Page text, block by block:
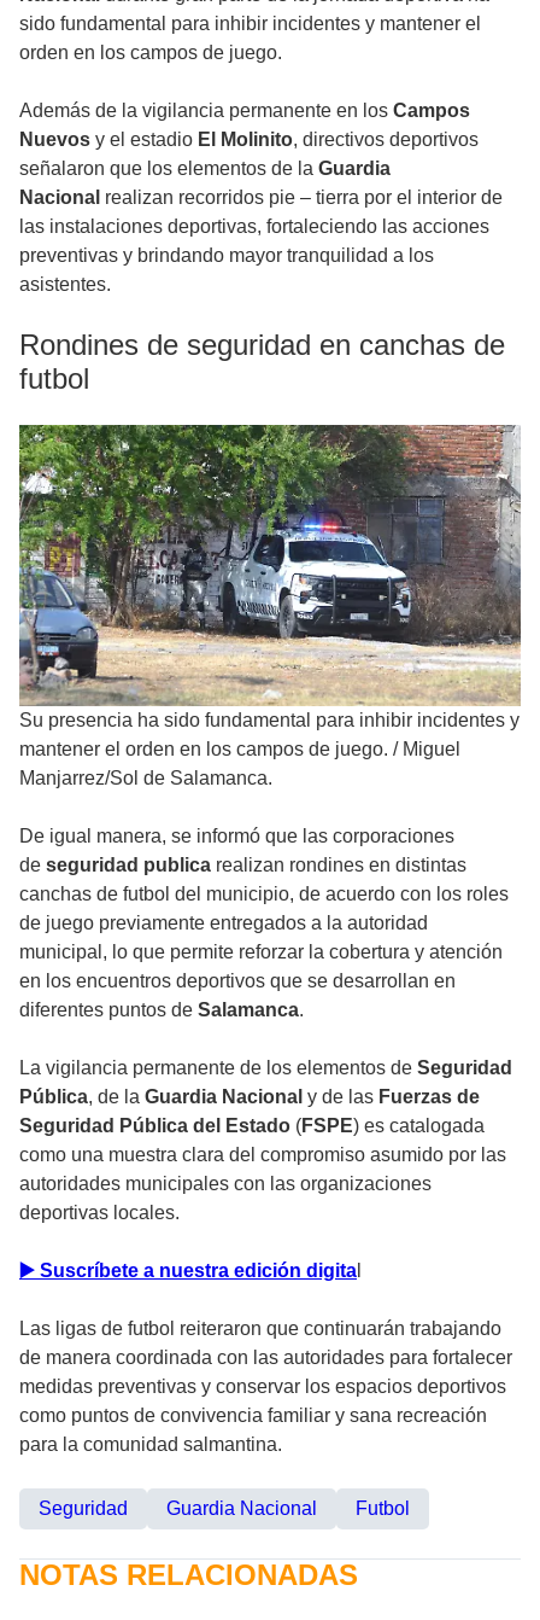
sido fundamental para inhibir incidentes y mantener el
orden en los campos de juego.
Además de la vigilancia permanente en los Campos
Nuevos y el estadio El Molinito, directivos deportivos
señalaron que los elementos de la Guardia
Nacional realizan recorridos pie – tierra por el interior de
las instalaciones deportivas, fortaleciendo las acciones
preventivas y brindando mayor tranquilidad a los
asistentes.
Rondines de seguridad en canchas de
futbol
Su presencia ha sido fundamental para inhibir incidentes y
mantener el orden en los campos de juego. / Miguel
Manjarrez/Sol de Salamanca.
De igual manera, se informó que las corporaciones
de seguridad publica realizan rondines en distintas
canchas de futbol del municipio, de acuerdo con los roles
de juego previamente entregados a la autoridad
municipal, lo que permite reforzar la cobertura y atención
en los encuentros deportivos que se desarrollan en
diferentes puntos de Salamanca.
La vigilancia permanente de los elementos de Seguridad
Pública, de la Guardia Nacional y de las Fuerzas de
Seguridad Pública del Estado (FSPE) es catalogada
como una muestra clara del compromiso asumido por las
autoridades municipales con las organizaciones
deportivas locales.
▶️ Suscríbete a nuestra edición digita
Las ligas de futbol reiteraron que continuarán trabajando
de manera coordinada con las autoridades para fortalecer
medidas preventivas y conservar los espacios deportivos
como puntos de convivencia familiar y sana recreación
para la comunidad salmantina.
Seguridad Guardia Nacional Futbol
NOTAS RELACIONADAS